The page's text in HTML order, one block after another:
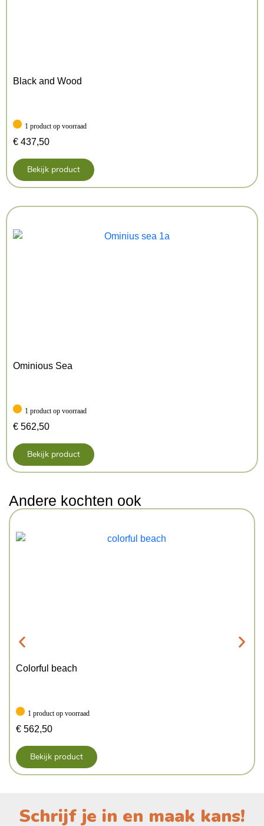
Black and Wood
1 product op voorraad
€ 437,50
Bekijk product
Ominious Sea
1 product op voorraad
€ 562,50
Bekijk product
Andere kochten ook
Colorful beach
1 product op voorraad
€ 562,50
Bekijk product
Schrijf je in en maak kans!